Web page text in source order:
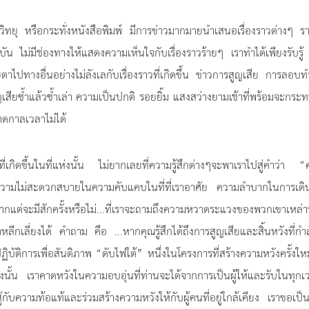
ทยุ หรือกระทั่งหนังสือพิมพ์ มีการข่าวมากมายนำเสนอเรื่องราวต่างๆ ร
ไม่มีช่องทางให้แสดงความเห็นใจกับเรื่องราวร้ายๆ เราทำได้เพียงรับ
ไปทางอื่นอย่างไม่ลังเลกับเรื่องราวที่เกิดขึ้น ข่าวการสูญเสีย การลอบท
ยซ้ำแล้วซ้ำเล่า ความเป็นปกติ รอยยิ้ม แสงสว่างยามเช้าที่พร้อมจะกระ
าลเวลาไม่ได้
ที่เกิดขึ้นในที่แห่งนั้น ไม่ยากเลยที่ความรู้สึกต่างๆจะพาเราไปสู่คำว่า “
ไม่สะดวกสบายในความคับแคบในที่ที่เราอาศัย ความลำบากในการเดิ
จะมีสักครั้งหรือไม่...ที่เราจะถามถึงความหวาดระแวงของพวกเขาเหล่
ลีกเลี่ยงได้ คำถาม คือ ...หากคุณรู้สึกได้ถึงการสูญเสียและสิ้นหวังที่กำ
บัติการเพื่อสันติภาพ “ดับไฟใต้” หนึ่งในโครงการที่สร้างความหวังครั้งใ
เราคาดหวังในความอบอุ่นที่ท่านจะได้จากการเป็นผู้ให้และรับในทุกเ
ความท้อแท้และร่วมสร้างความหวังให้กับผู้คนที่อยู่ใกล้เคียง เราขอเป็